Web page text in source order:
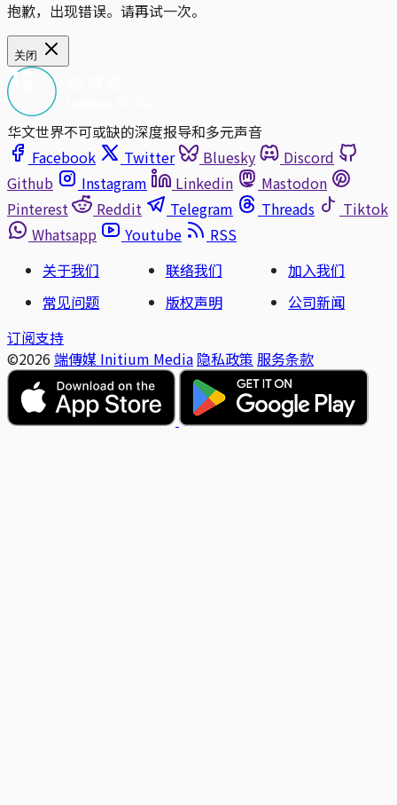
抱歉，出现错误。请再试一次。
关闭
华文世界不可或缺的深度报导和多元声音
Facebook
Twitter Bluesky
Discord
Github
Instagram Linkedin
Mastodon
Pinterest
Reddit Telegram Threads
Tiktok
Whatsapp
Youtube
RSS
关于我们
联络我们
加入我们
常见问题
版权声明
公司新闻
订阅支持
©2026 端傳媒 Initium Media 隐私政策 服务条款